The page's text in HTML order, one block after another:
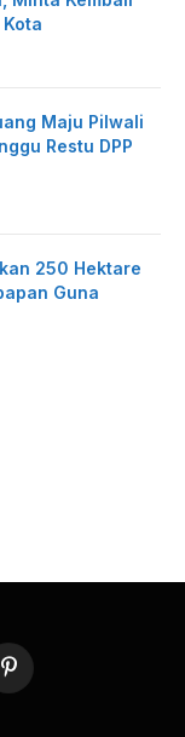
Maju Pilwali
Restu DPP
250 Hektare
Guna
Pinterest